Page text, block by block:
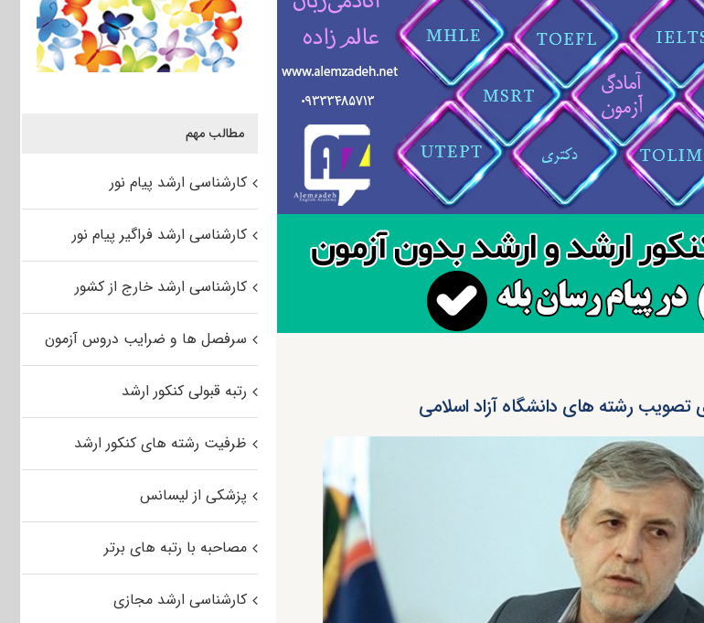
تصویب رشته های دانشگاه آزاد اسلامی
مطالب مهم
کارشناسی ارشد پیام نور
کارشناسی ارشد فراگیر پیام نور
کارشناسی ارشد خارج از کشور
سرفصل ها و ضرایب دروس آزمون
رتبه قبولی کنکور ارشد
ظرفیت رشته های کنکور ارشد
پزشکی از لیسانس
مصاحبه با رتبه های برتر
کارشناسی ارشد مجازی